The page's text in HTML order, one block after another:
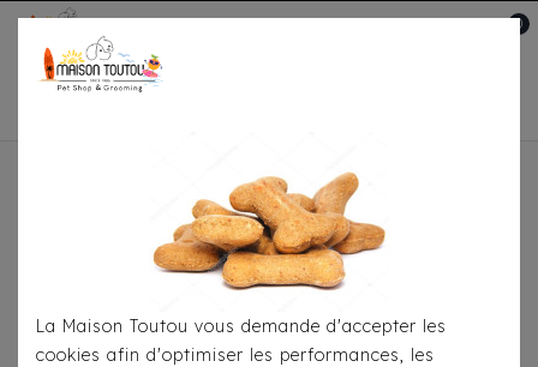
0
Pour S'habiller T-Shirts
& Pepper Brieuc Bleu Marine
La Maison Toutou vous demande d'accepter les
cookies afin d'optimiser les performances, les